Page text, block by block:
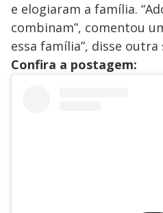
e elogiaram a família.
combinam”, comentou
essa família”, disse outra
Confira a postagem: